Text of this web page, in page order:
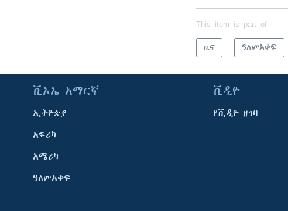
This item is part of
ዜና ዓለምአቀፍ
ቪኦኤ አማርኛ
ኢትዮጵያ
አፍሪካ
አሜሪካ
ዓለምአቀፍ
ቪዲዮ
የቪዲዮ ዘገባ